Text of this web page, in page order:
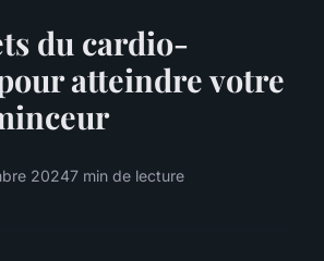
du cardio-
atteindre votre
20247 min de lecture